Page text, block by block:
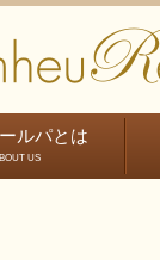
ルパとは
US